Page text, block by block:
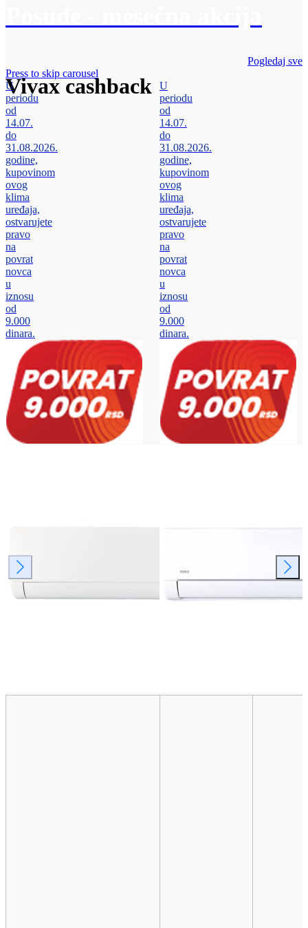
Vivax cashback
Pogledaj sve
Press to skip carousel
U
periodu
od
14.07.
do
31.08.2026.
godine,
kupovinom
ovog
klima
uređaja,
ostvarujete
pravo
na
povrat
novca
u
iznosu
od
9.000
dinara.
U
periodu
od
14.07.
do
31.08.2026.
godine,
kupovinom
ovog
klima
uređaja,
ostvarujete
pravo
na
povrat
novca
u
iznosu
od
9.000
dinara.